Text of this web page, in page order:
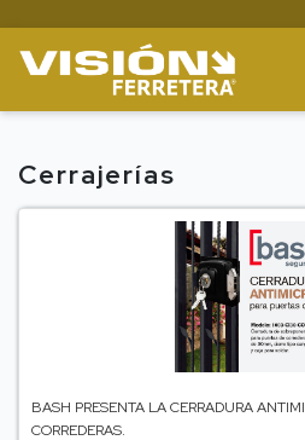
Cerrajerías
BASH PRESENTA LA CERRADURA
CORREDERAS.